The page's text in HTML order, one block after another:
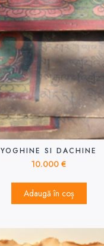
YOGHINE SI DACHINE
10.000 €
Adaugă în coș